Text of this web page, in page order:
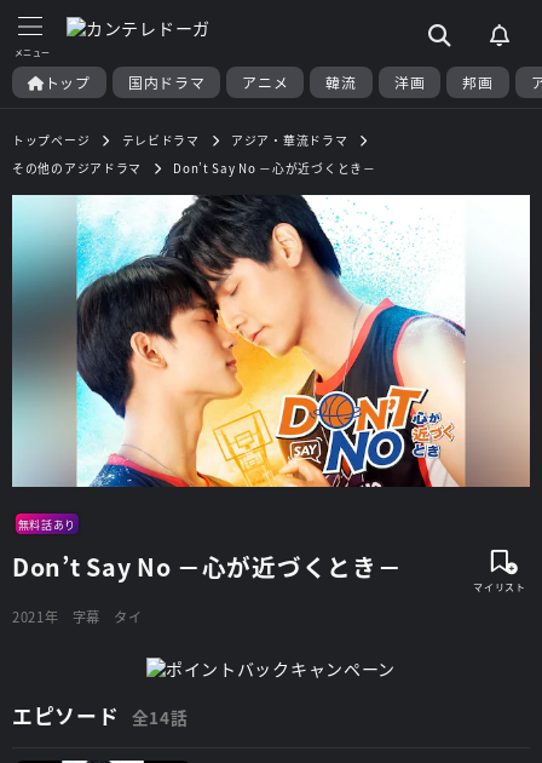
トップ 国内ドラマ アニメ 韓流 洋画 邦画
トップページ テレビドラマ
アジア・華流ドラマ
その他のアジアドラマ
Don’t Say No －心が近づくとき－
無料話あり
Don’t Say No －心が近づくとき－
2021年 字幕 タイ
エピソード 全14話